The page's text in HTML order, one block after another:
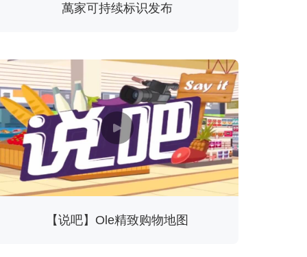
萬家可持续标识发布
【说吧】Ole精致购物地图